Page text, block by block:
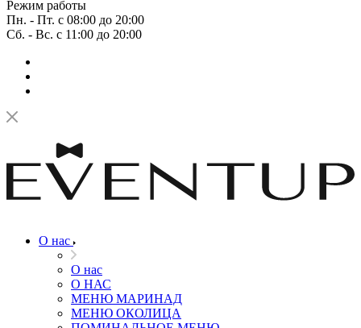
Режим работы
Пн. - Пт. с 08:00 до 20:00
Сб. - Вс. с 11:00 до 20:00
О нас
О нас
О НАС
МЕНЮ МАРИНАД
МЕНЮ ОКОЛИЦА